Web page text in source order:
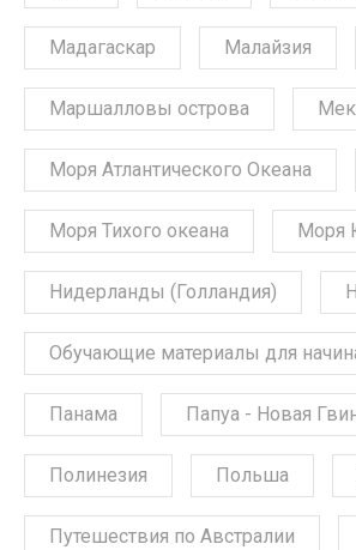
Мадагаскар Малайзия
Маршалловы острова
Моря Атлантического Океана
Моря Тихого океана Моря
Нидерланды (Голландия)
Обучающие материалы для
Панама Папуа - Новая
Полинезия Польша
Путешествия по Австралии